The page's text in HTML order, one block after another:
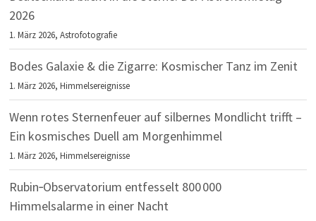
2026
1. März 2026,Astrofotografie
Bodes Galaxie & die Zigarre: Kosmischer Tanz im Zenit
1. März 2026,Himmelsereignisse
Wenn rotes Sternenfeuer auf silbernes Mondlicht trifft –
Ein kosmisches Duell am Morgenhimmel
1. März 2026,Himmelsereignisse
Rubin‑Observatorium entfesselt 800 000
Himmelsalarme in einer Nacht